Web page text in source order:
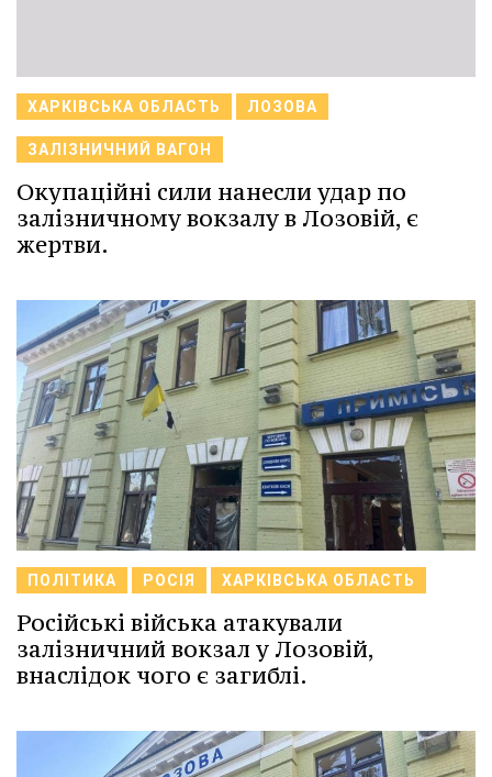
ХАРКІВСЬКА ОБЛАСТЬ ЛОЗОВА
ЗАЛІЗНИЧНИЙ ВАГОН
Окупаційні сили нанесли удар по
залізничному вокзалу в Лозовій, є
жертви.
ПОЛІТИКА РОСІЯ ХАРКІВСЬКА ОБЛАСТЬ
Російські війська атакували
залізничний вокзал у Лозовій,
внаслідок чого є загиблі.